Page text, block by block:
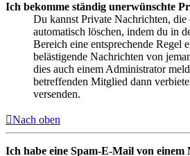
Ich bekomme ständig unerwünschte
Du kannst Private Nachrichten,
automatisch löschen, indem du in
Bereich eine entsprechende Regel
belästigende Nachrichten von
dies auch einem Administrator
betreffenden Mitglied dann
versenden.
Nach oben
Ich habe eine Spam-E-Mail von einem